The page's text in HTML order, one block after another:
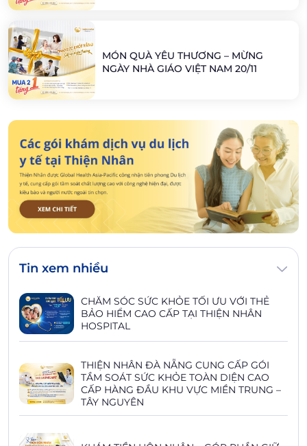
MÓN QUÀ YÊU THƯƠNG – MỪNG
NGÀY NHÀ GIÁO VIỆT NAM 20/11
Tin xem nhiều
CHĂM SÓC SỨC KHỎE TỐI ƯU VỚI THẺ
BẢO HIỂM CAO CẤP TẠI THIỆN NHÂN
HOSPITAL
THIỆN NHÂN ĐÀ NẴNG CUNG CẤP GÓI
TẦM SOÁT SỨC KHỎE TOÀN DIỆN CAO
CẤP HÀNG ĐẦU KHU VỰC MIỀN TRUNG –
TÂY NGUYÊN